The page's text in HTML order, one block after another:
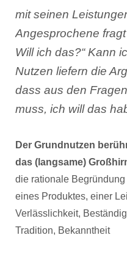
mit seinen
Angesprochene
Will ich das?“ Kann
Nutzen liefern die
dass aus den
muss, ich will das
Der Grundnutzen
das (langsame)
die rationale
eines Produktes, einer
Verlässlichkeit,
Tradition, Bekanntheit